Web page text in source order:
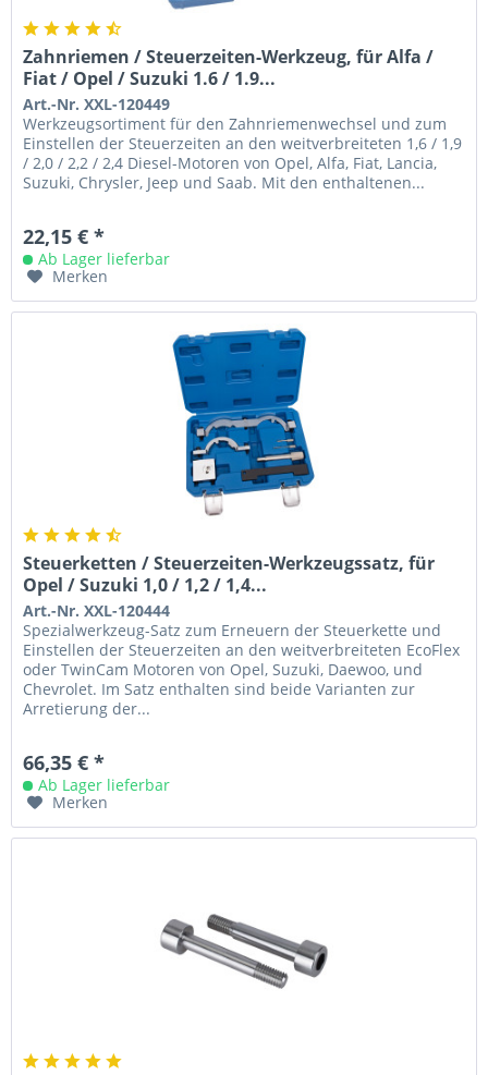
Zahnriemen / Steuerzeiten-Werkzeug, für Alfa /
Fiat / Opel / Suzuki 1.6 / 1.9...
Art.-Nr. XXL-120449
Werkzeugsortiment für den Zahnriemenwechsel und zum
Einstellen der Steuerzeiten an den weitverbreiteten 1,6 / 1,9
/ 2,0 / 2,2 / 2,4 Diesel-Motoren von Opel, Alfa, Fiat, Lancia,
Suzuki, Chrysler, Jeep und Saab. Mit den enthaltenen...
22,15 € *
Ab Lager lieferbar
Merken
Steuerketten / Steuerzeiten-Werkzeugssatz, für
Opel / Suzuki 1,0 / 1,2 / 1,4...
Art.-Nr. XXL-120444
Spezialwerkzeug-Satz zum Erneuern der Steuerkette und
Einstellen der Steuerzeiten an den weitverbreiteten EcoFlex
oder TwinCam Motoren von Opel, Suzuki, Daewoo, und
Chevrolet. Im Satz enthalten sind beide Varianten zur
Arretierung der...
66,35 € *
Ab Lager lieferbar
Merken